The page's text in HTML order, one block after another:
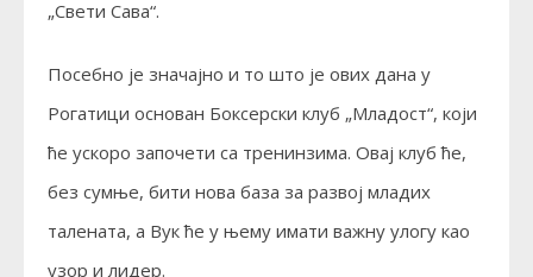
„Свети Сава“.
Посебно је значајно и то што је ових дана у
Рогатици основан Боксерски клуб „Младост“, који
ће ускоро започети са тренинзима. Овај клуб ће,
без сумње, бити нова база за развој младих
талената, а Вук ће у њему имати важну улогу као
узор и лидер.